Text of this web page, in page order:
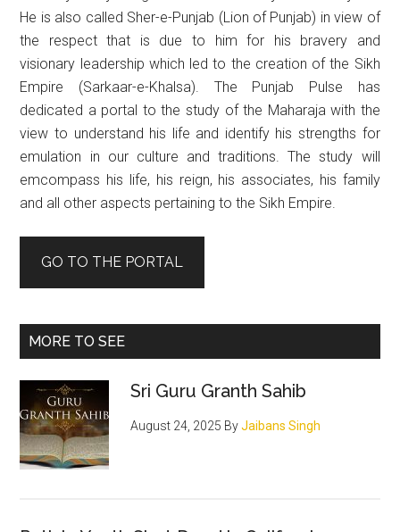
He is also called Sher-e-Punjab (Lion of Punjab) in view of
the respect that is due to him for his bravery and
visionary leadership which led to the creation of the Sikh
Empire (Sarkaar-e-Khalsa). The Punjab Pulse has
dedicated a portal to the study of the Maharaja with the
view to understand his life and identify his strengths for
emulation in our culture and traditions. The study will
emcompass his life, his reign, his associates, his family
and all other aspects pertaining to the Sikh Empire.
GO TO THE PORTAL
MORE TO SEE
Sri Guru Granth Sahib
August 24, 2025 ByJaibans Singh